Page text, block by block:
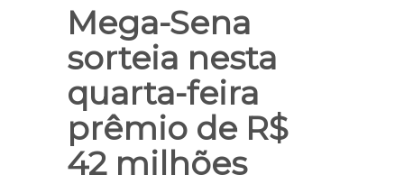
Mega-Sena
sorteia nesta
quarta-feira
prêmio de R$
42 milhões